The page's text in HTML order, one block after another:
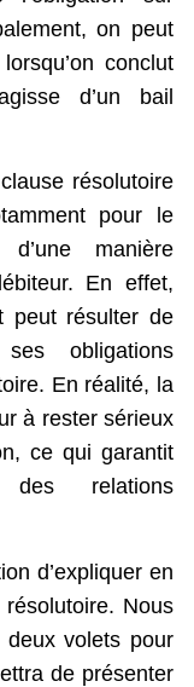
on peut
conclut
d’un bail
résolutoire
pour le
manière
En effet,
peut résulter de
obligations
En réalité, la
à rester sérieux
ce qui garantit
des relations
d’expliquer en
résolutoire. Nous
volets pour
de présenter